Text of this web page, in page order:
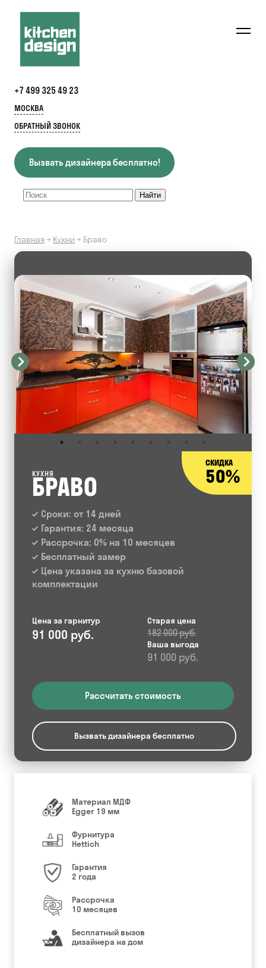
+7 499 325 49 23
МОСКВА
ОБРАТНЫЙ ЗВОНОК
Вызвать дизайнера бесплатно!
Главная→ Кухни → Браво
СКИДКА
50%
КУХНЯ
БРАВО
Сроки: от 14 дней
Гарантия: 24 месяца
Рассрочка: 0% на 10 месяцев
Бесплатный замер
Цена указана за кухню базовой
комплектации
Цена за гарнитур
91 000 руб.
Старая цена
182 000 руб.
Ваша выгода
91 000 руб.
Рассчитать стоимость
Вызвать дизайнера бесплатно
Материал МДФ
Egger 19 мм
Фурнитура
Hettich
Гарантия
2 года
Рассрочка
10 месяцев
Бесплатный вызов
дизайнера на дом